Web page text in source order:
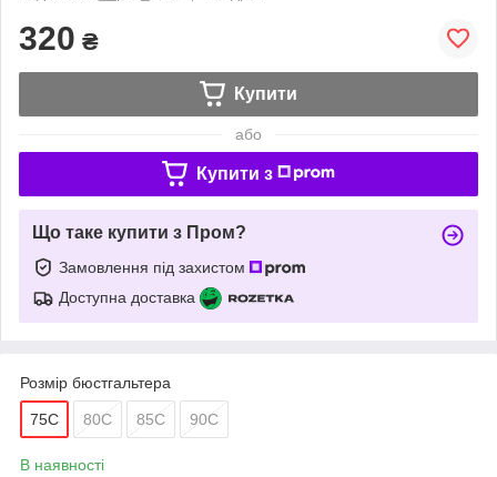
320 ₴
Купити
або
Купити з
Що таке купити з Пром?
Замовлення під захистом
Доступна доставка
Розмір бюстгальтера
75C 80С 85С 90С
В наявності